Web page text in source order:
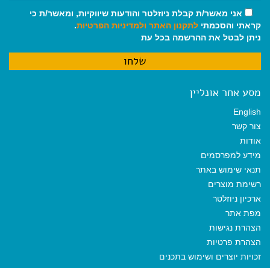
אני מאשר/ת קבלת ניוזלטר והודעות שיווקיות, ומאשר/ת כי
קראתי והסכמתי לתקנון האתר ולמדיניות הפרטיות.
ניתן לבטל את ההרשמה בכל עת
מסע אחר אונליין
English
צור קשר
אודות
מידע למפרסמים
תנאי שימוש באתר
רשימת מוצרים
ארכיון ניוזלטר
מפת אתר
הצהרת נגישות
הצהרת פרטיות
זכויות יוצרים ושימוש בתכנים